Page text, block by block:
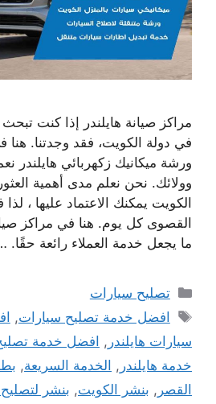
مراكز صيانة هايلندر إذا كنت
في دولة الكويت، فقد وجدتنا.
ورشة ميكانيك زكهربائي هايلندر
وولائك. نحن نعلم مدى أهمية
الكويت يمكنك الاعتماد عليها ،
القصوى كل يوم. هنا في مراكز
ما يجعل خدمة العملاء رائعة حقًا.
التصنيفات
تصليح سيارات
الوسوم
افضل خدمة تصليح سيارات,
سيارات هايلندر , افضل خدمة تصليح
خدمة هايلندر , الخدمة السريعة,
القصر , بنشر الكويت, بنشر